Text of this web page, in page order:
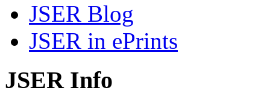
JSER Blog
JSER in ePrints
JSER Info